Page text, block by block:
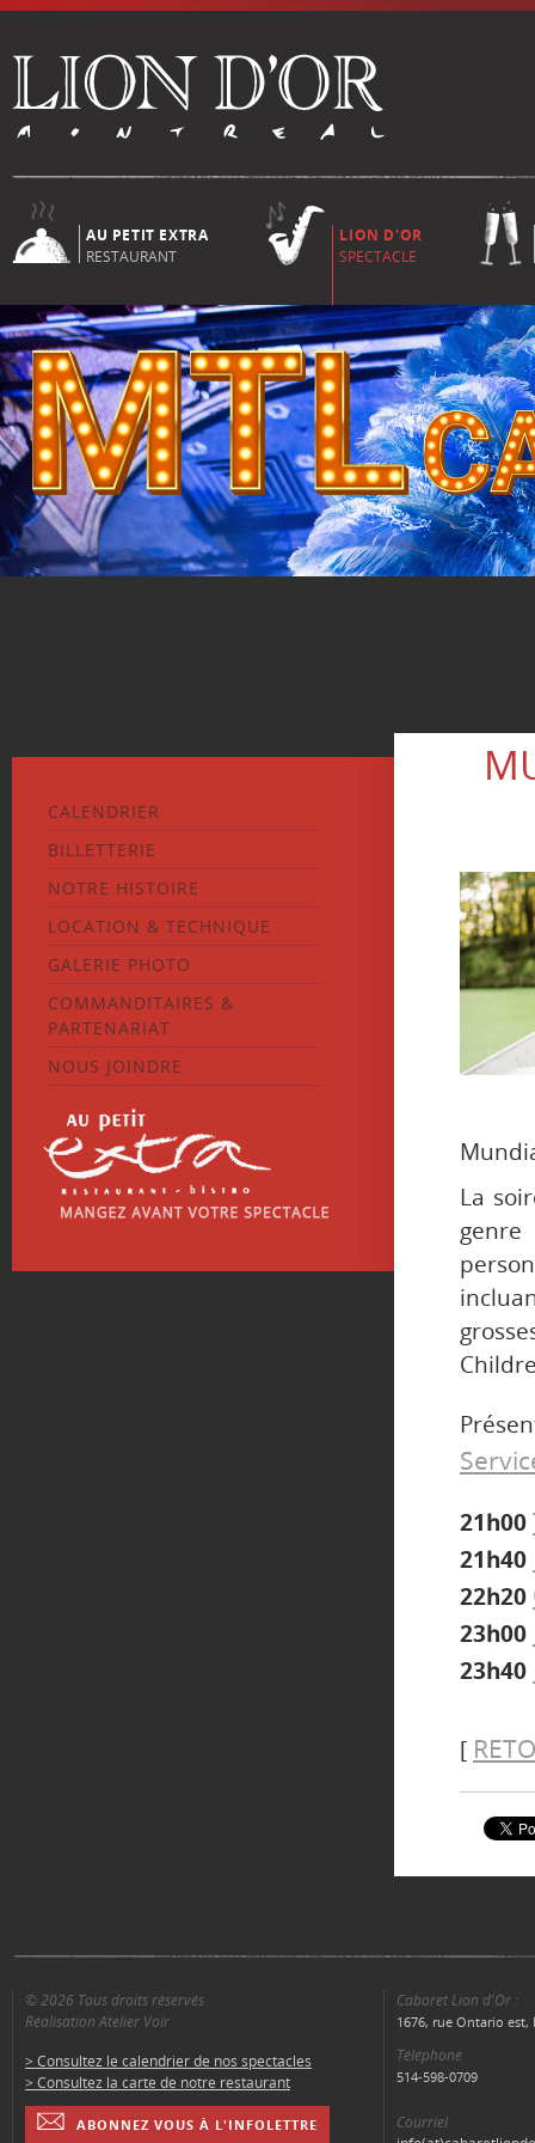
AU PETIT EXTRA
RESTAURANT
LION D'OR
SPECTACLE
CALENDRIER
BILLETTERIE
NOTRE HISTOIRE
LOCATION & TECHNIQUE
GALERIE PHOTO
COMMANDITAIRES &
PARTENARIAT
NOUS JOINDRE
La
genre
21h00
21h40
22h20
23h00
23h40
[
© 2026 Tous droits réservés
Réalisation Atelier Voir
> Consultez le calendrier de nos spectacles
> Consultez la carte de notre restaurant
ABONNEZ VOUS À L'INFOLETTRE
Cabaret Lion d'Or :
1676, rue Ontario est,
Téléphone
514-598-0709
Courriel